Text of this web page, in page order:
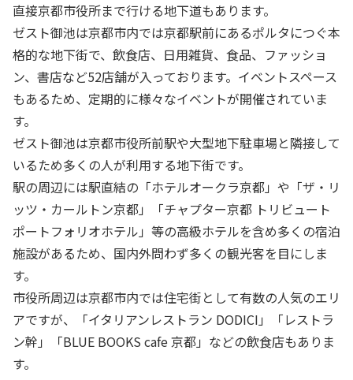
直接京都市役所まで行ける地下道もあります。
ゼスト御池は京都市内では京都駅前にあるポルタにつぐ本
格的な地下街で、飲食店、日用雑貨、食品、ファッショ
ン、書店など52店舗が入っております。イベントスペース
もあるため、定期的に様々なイベントが開催されていま
す。
ゼスト御池は京都市役所前駅や大型地下駐車場と隣接して
いるため多くの人が利用する地下街です。
駅の周辺には駅直結の「ホテルオークラ京都」や「ザ・リ
ッツ・カールトン京都」「チャプター京都 トリビュート
ポートフォリオホテル」等の高級ホテルを含め多くの宿泊
施設があるため、国内外問わず多くの観光客を目にしま
す。
市役所周辺は京都市内では住宅街として有数の人気のエリ
アですが、「イタリアンレストラン DODICI」「レストラ
ン幹」「BLUE BOOKS cafe 京都」などの飲食店もありま
す。